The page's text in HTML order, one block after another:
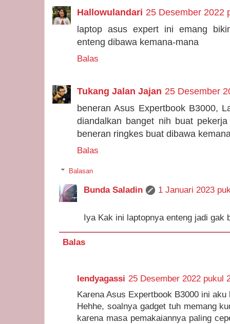
Hallowulandari 25 Desember 2022
laptop asus expert ini emang
enteng dibawa kemana-mana
Balas
Tukang Jalan Jajan 25 Desember
beneran Asus Expertbook B3000,
diandalkan banget nih buat
beneran ringkes buat dibawa
Balas
Balasan
Bunda Saladin 1 Januari 2023
Iya Kak ini laptopnya enteng jadi gak
Balas
lendyagassi 25 Desember 2022 pukul
Karena Asus Expertbook B3000 ini
Hehhe, soalnya gadget tuh memang
karena masa pemakaiannya paling